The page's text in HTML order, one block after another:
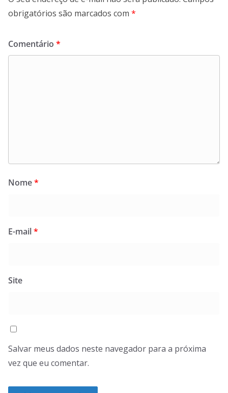
obrigatórios são marcados com *
Comentário *
Nome*
E-mail*
Site
Salvar meus dados neste navegador para a próxima
vez que eu comentar.